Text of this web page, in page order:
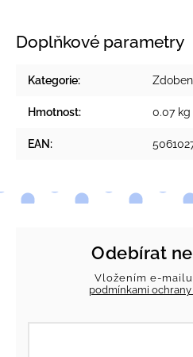
Doplňkové parametry
Kategorie:
Hmotnost: 0.07 kg
EAN:
Odebírat
Vložením e-
podmínkami